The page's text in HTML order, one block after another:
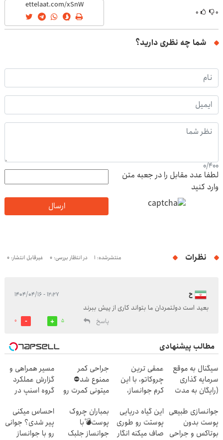
۰ ۰
شما چه نظری دارید؟
0/400
لطفا عدد مقابل را در جعبه متن
وارد کنید
ارسال
نظرات منتشرشده: 1 در انتظار بررسی: 0 غیرقابل انتشار: 0
ح ۱۲:۲۷ - ۱۴۰۴/۰۴/۱۶
بعید است دولتمردان ما بتواند کاری از پیش ببرند
پاسخ
5
0
مطالب پیشنهادی
سیگنال به موقع
سرمایه گذاری
(رایگان به مدت
عمقی ترین
چروکاتو، با این
کرم جوانساز،
تخفیف سفارش
فوری)
جراحی کمر
ممنوع شد⛔
میتونی کمرت رو
کنی! 👈🏻
پرسش‌نامه
مسیر همراهی و
گزارش عملکرد
گروه اسنپ در
جوانسازی طبیعی
پوست بدون
بوتاکس و جراحی
این گیاه دریایی
پوستت رو طوری
صاف میکنه انگار
بمباران چروک
پوست💣با
جوانساز جلبک
احساس میکنی
پیر شدی؟ جوانی
رو با جوانساز